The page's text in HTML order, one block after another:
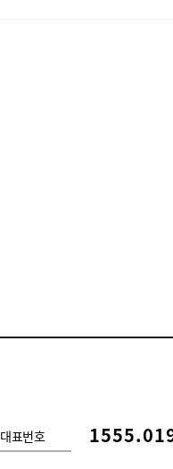
대표번호